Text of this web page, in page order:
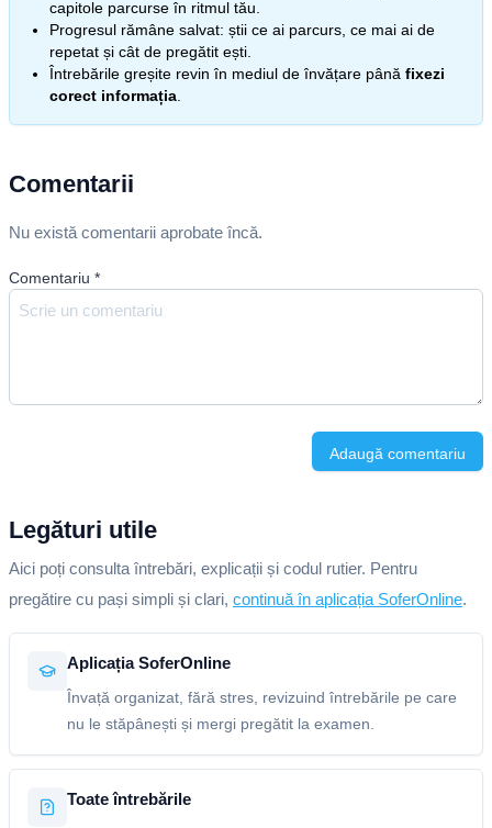
capitole parcurse în ritmul tău.
Progresul rămâne salvat: știi ce ai parcurs, ce mai ai de
repetat și cât de pregătit ești.
Întrebările greșite revin în mediul de învățare până fixezi
corect informația
Comentarii
Nu există comentarii aprobate încă.
Comentariu *
Adaugă comentariu
Legături utile
Aici poți consulta întrebări, explicații și codul rutier. Pentru
pregătire cu pași simpli și clari, continuă în aplicația SoferOnline.
Aplicația SoferOnline
Învață organizat, fără stres, revizuind întrebările pe care
nu le stăpânești și mergi pregătit la examen.
Toate întrebările